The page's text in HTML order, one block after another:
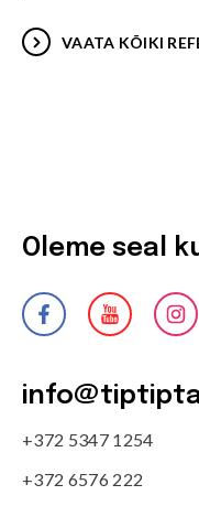
VAATA KÕIKI
Oleme seal
+372 5347 1254
+372 6576 222